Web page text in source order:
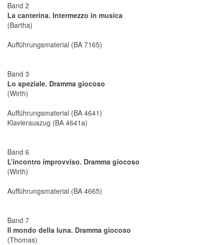
Band 2
La canterina. Intermezzo in musica
(Bartha)
Aufführungsmaterial (BA 7165)
Band 3
Lo speziale. Dramma giocoso
(Wirth)
Aufführungsmaterial (BA 4641)
Klavierauszug (BA 4641a)
Band 6
L’incontro improvviso. Dramma giocoso
(Wirth)
Aufführungsmaterial (BA 4665)
Band 7
Il mondo della luna. Dramma giocoso
(Thomas)